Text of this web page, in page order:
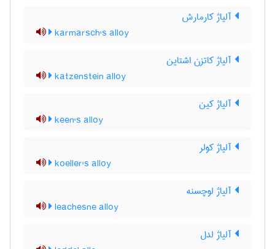
آلیاژ کارمارش
karmarsch's alloy
آلیاژ کاتزن اشتاین
katzenstein alloy
آلیاژ کین
keen's alloy
آلیاژ کولر
koeller's alloy
آلیاژ لوچسنه
leachesne alloy
آلیاژ لدل